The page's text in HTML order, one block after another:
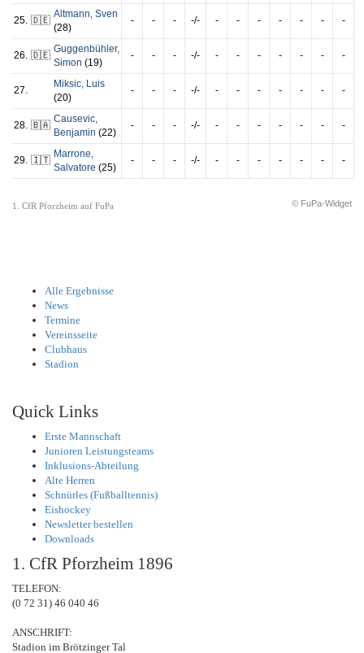
25. 🇩🇪
Altmann, Sven
(28)
- - - -/- - - - - - - -
26. 🇩🇪
Guggenbühler,
Simon (19)
- - - -/- - - - - - - -
27.
Miksic, Luis
(20)
- - - -/- - - - - - - -
28. 🇧🇦
Causevic,
Benjamin (22)
- - - -/- - - - - - - -
29. 🇮🇹
Marrone,
Salvatore (25)
- - - -/- - - - - - - -
© FuPa-Widget
1. CfR Pforzheim auf FuPa
Alle Ergebnisse
News
Termine
Vereinsseite
Clubhaus
Stadion
Quick Links
Erste Mannschaft
Junioren Leistungsteams
Inklusions-Abteilung
Alte Herren
Schnürles (Fußballtennis)
Eishockey
Newsletter bestellen
Downloads
1. CfR Pforzheim 1896
TELEFON:
(0 72 31) 46 040 46
ANSCHRIFT:
Stadion im Brötzinger Tal